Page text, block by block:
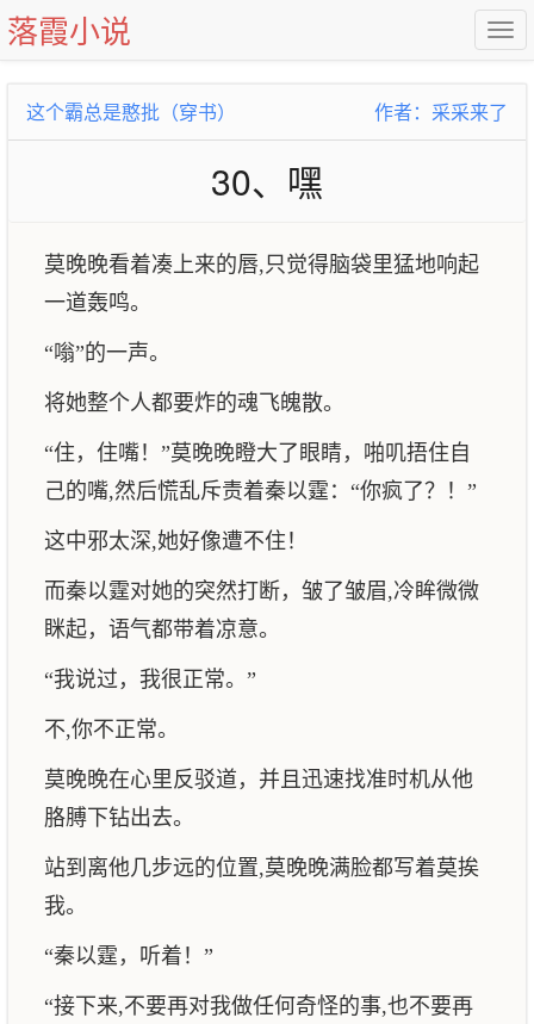
落霞小说
这个霸总是憨批（穿书） 作者：采采来了
30、嘿
莫晚晚看着凑上来的唇,只觉得脑袋里猛地响起
一道轰鸣。
“嗡”的一声。
将她整个人都要炸的魂飞魄散。
“住，住嘴！”莫晚晚瞪大了眼睛，啪叽捂住自
己的嘴,然后慌乱斥责着秦以霆：“你疯了？！”
这中邪太深,她好像遭不住！
而秦以霆对她的突然打断，皱了皱眉,冷眸微微
眯起，语气都带着凉意。
“我说过，我很正常。”
不,你不正常。
莫晚晚在心里反驳道，并且迅速找准时机从他
胳膊下钻出去。
站到离他几步远的位置,莫晚晚满脸都写着莫挨
我。
“秦以霆，听着！”
“接下来,不要再对我做任何奇怪的事,也不要再